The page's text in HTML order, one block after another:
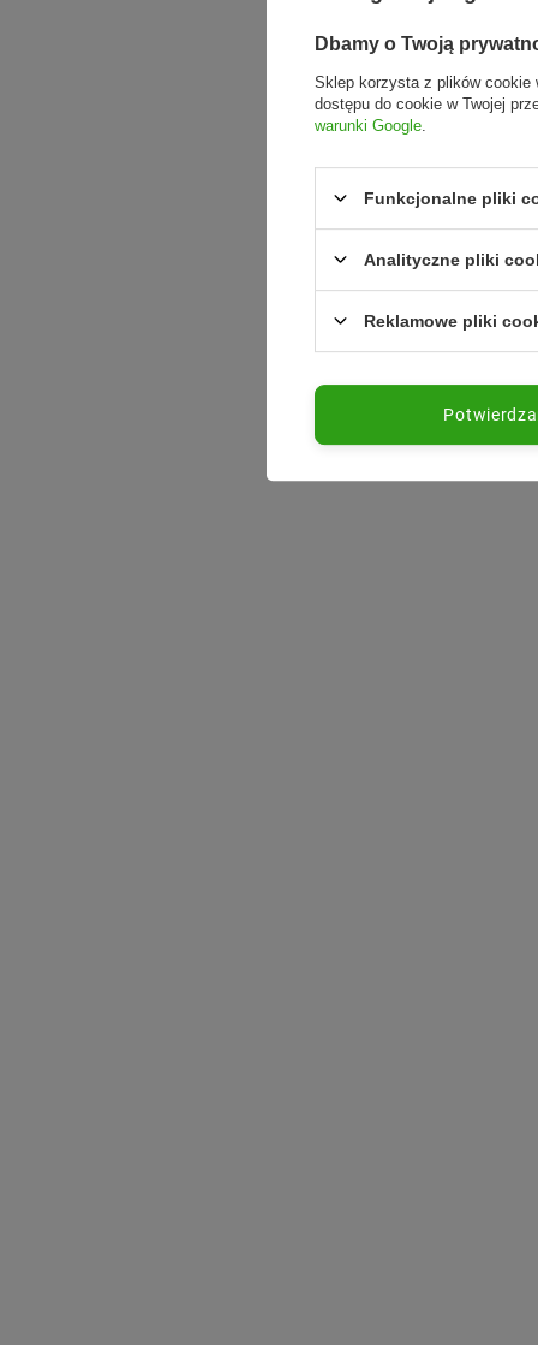
Dbamy o Twoją
Sklep korzysta z plików cookie
dostępu do cookie w Twojej
warunki Google
Funkcjonalne pliki
Analityczne pliki
Reklamowe pliki